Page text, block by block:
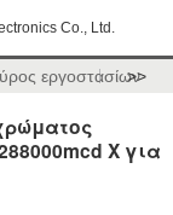
Co., Ltd.
εργοστασίων
>>
Χ για